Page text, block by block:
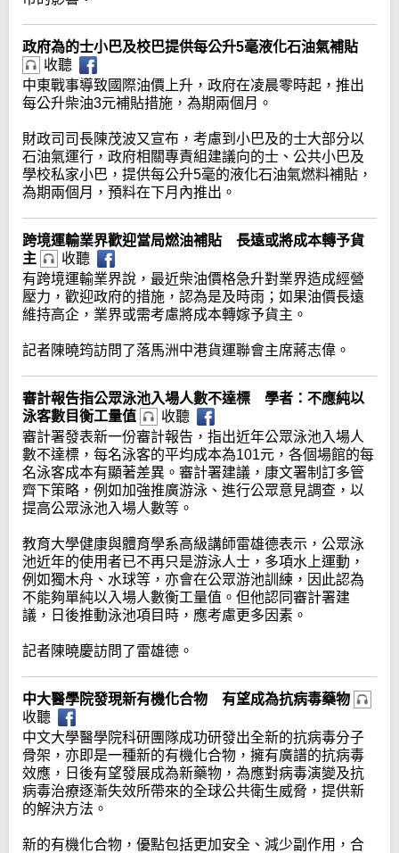
政府為的士小巴及校巴提供每公升5毫液化石油氣補貼
收聽
中東戰事導致國際油價上升，政府在凌晨零時起，推出
每公升柴油3元補貼措施，為期兩個月。
財政司司長陳茂波又宣布，考慮到小巴及的士大部分以
石油氣運行，政府相關專責組建議向的士、公共小巴及
學校私家小巴，提供每公升5毫的液化石油氣燃料補貼，
為期兩個月，預料在下月內推出。
跨境運輸業界歡迎當局燃油補貼 長遠或將成本轉予貨
主
收聽
有跨境運輸業界說，最近柴油價格急升對業界造成經營
壓力，歡迎政府的措施，認為是及時雨；如果油價長遠
維持高企，業界或需考慮將成本轉嫁予貨主。
記者陳曉筠訪問了落馬洲中港貨運聯會主席蔣志偉。
審計報告指公眾泳池入場人數不達標 學者：不應純以
泳客數目衡工量值
收聽
審計署發表新一份審計報告，指出近年公眾泳池入場人
數不達標，每名泳客的平均成本為101元，各個場館的每
名泳客成本有顯著差異。審計署建議，康文署制訂多管
齊下策略，例如加強推廣游泳、進行公眾意見調查，以
提高公眾泳池入場人數等。
教育大學健康與體育學系高級講師雷雄德表示，公眾泳
池近年的使用者已不再只是游泳人士，多項水上運動，
例如獨木舟、水球等，亦會在公眾游池訓練，因此認為
不能夠單純以入場人數衡工量值。但他認同審計署建
議，日後推動泳池項目時，應考慮更多因素。
記者陳曉慶訪問了雷雄德。
中大醫學院發現新有機化合物 有望成為抗病毒藥物
收聽
中文大學醫學院科研團隊成功研發出全新的抗病毒分子
骨架，亦即是一種新的有機化合物，擁有廣譜的抗病毒
效應，日後有望發展成為新藥物，為應對病毒演變及抗
病毒治療逐漸失效所帶來的全球公共衛生威脅，提供新
的解決方法。
新的有機化合物，優點包括更加安全、減少副作用，合